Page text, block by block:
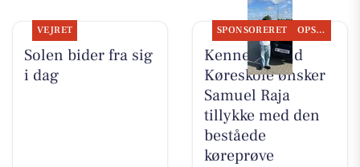
VEJRET
Solen bider fra sig
i dag
SPONSORERET OPSLAGSTAVLEN
Kenneth Sand
Køreskole ønsker
Samuel Raja
tillykke med den
beståede
køreprøve